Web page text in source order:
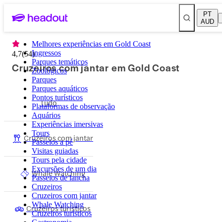
PT
AUD
Melhores experiências em Gold Coast
Ingressos
Parques temáticos
Zoológicos
Parques
Parques aquáticos
Pontos turísticos
Plataformas de observação
Aquários
Experiências imersivas
Tours
Passeios a pé
Visitas guiadas
Tours pela cidade
Excursões de um dia
Passeios de lancha
Cruzeiros
Cruzeiros com jantar
Whale Watching
Cruzeiros turísticos
4,7(54)
Cruzeiros com jantar em Gold Coast
Tudo
Cruzeiros com jantar
Whale Watching
Cruzeiros turísticos